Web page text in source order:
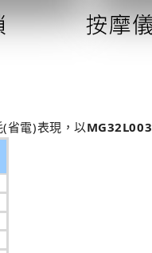
省電)表現，以MG32L003